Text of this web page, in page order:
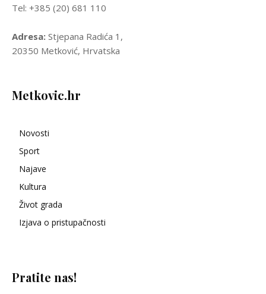
Tel: +385 (20) 681 110
Adresa: Stjepana Radića 1,
20350 Metković, Hrvatska
Metkovic.hr
Novosti
Sport
Najave
Kultura
Život grada
Izjava o pristupačnosti
Pratite nas!